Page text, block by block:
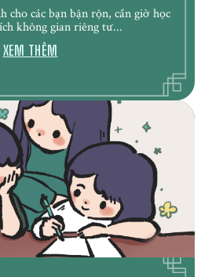
cho các bạn bận rộn, cần giờ học
không gian riêng tư...
XEM THÊM